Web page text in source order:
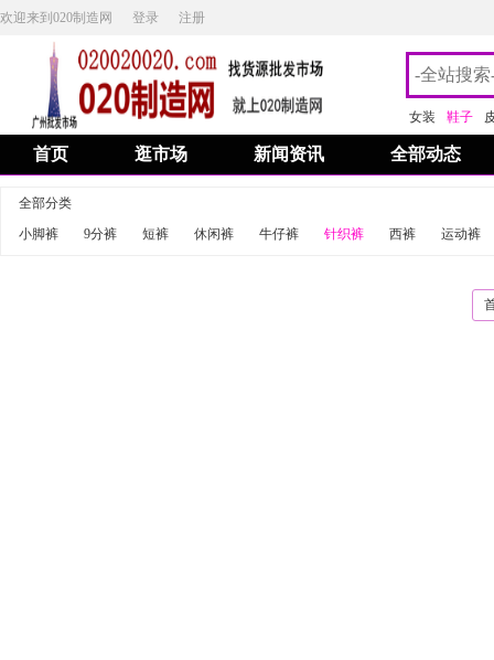
欢迎来到020制造网 登录 注册
女装 鞋子
首页 逛市场 新闻资讯 全部动态
全部分类
小脚裤
9分裤 短裤 休闲裤 牛仔裤 针织裤 西裤 运动裤